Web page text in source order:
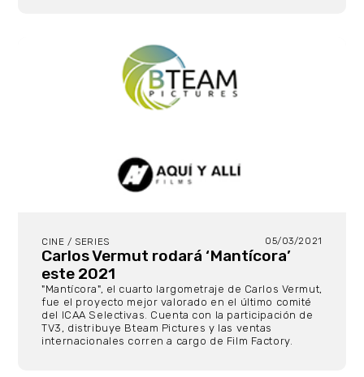
CINE / SERIES 05/03/2021
Carlos Vermut rodará ‘Mantícora’
este 2021
"Mantícora", el cuarto largometraje de Carlos Vermut,
fue el proyecto mejor valorado en el último comité
del ICAA Selectivas. Cuenta con la participación de
TV3, distribuye Bteam Pictures y las ventas
internacionales corren a cargo de Film Factory.